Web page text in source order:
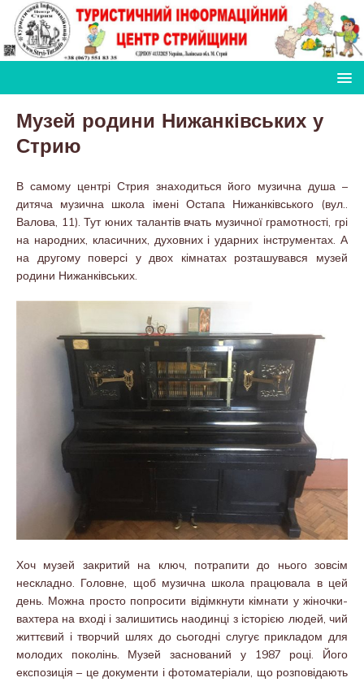
Музей родини Нижанківських у
Стрию
В самому центрі Стрия знаходиться його музична душа –
дитяча музична школа імені Остапа Нижанківського (вул..
Валова, 11). Тут юних талантів вчать музичної грамотності, грі
на народних, класичних, духовних і ударних інструментах. А
на другому поверсі у двох кімнатах розташувався музей
родини Нижанківських.
Хоч музей закритий на ключ, потрапити до нього зовсім
нескладно. Головне, щоб музична школа працювала в цей
день. Можна просто попросити відімкнути кімнати у жіночки-
вахтера на вході і залишитись наодинці з історією людей, чий
життєвий і творчий шлях до сьогодні слугує прикладом для
молодих поколінь. Музей заснований у 1987 році. Його
експозиція – це документи і фотоматеріали, що розповідають